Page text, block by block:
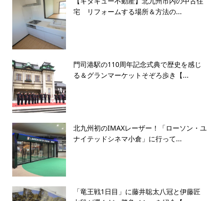
宅 リフォームする場所＆方法の...
門司港駅の110周年記念式典で歴史を感じ
る＆グランマーケットそぞろ歩き【...
北九州初のIMAXレーザー！「ローソン・ユ
ナイテッドシネマ小倉」に行って...
「竜王戦1日目」に藤井聡太八冠と伊藤匠